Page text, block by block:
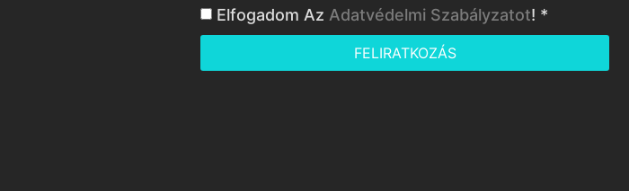
Elfogadom Az Adatvédelmi Szabályzatot! *
FELIRATKOZÁS